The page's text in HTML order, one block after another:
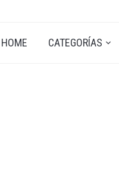
HOME CATEGORÍAS